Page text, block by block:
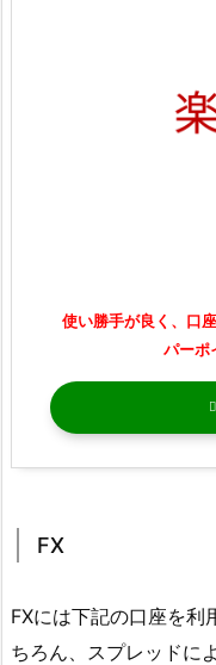
使い勝手が良く、口
パーポ
FX
FXには下記の口座を利
ちろん、スプレッドに